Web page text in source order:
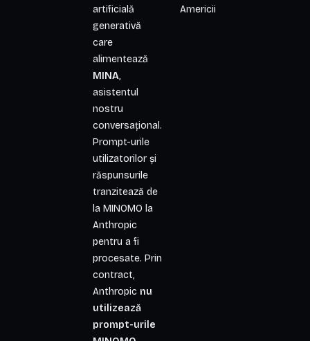
artificială
generativă
care
alimentează
MINA,
asistentul
nostru
conversațional.
Prompt-urile
utilizatorilor și
răspunsurile
tranzitează de
la MINOMO la
Anthropic
pentru a fi
procesate. Prin
contract,
Anthropic nu
utilizează
prompt-urile
Americii